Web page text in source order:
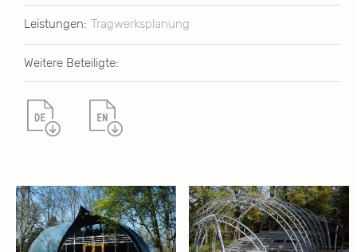
Leistungen: Tragwerksplanung
Weitere Beteiligte: